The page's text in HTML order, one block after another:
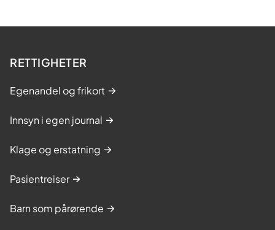
RETTIGHETER
Egenandel og frikort
Innsyn i egen journal
Klage og erstatning
Pasientreiser
Barn som pårørende